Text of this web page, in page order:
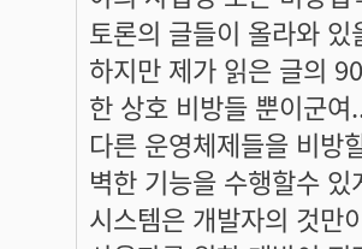
토론의 글들이 올라와
하지만 제가 읽은 글의
한 상호 비방들 뿐이군여
다른 운영체제들을 비방
벽한 기능을 수행할수
시스템은 개발자의 것만